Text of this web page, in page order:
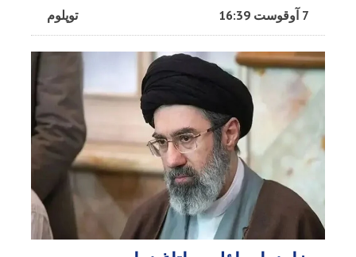
توپلوم 7 آوقوست 16:39